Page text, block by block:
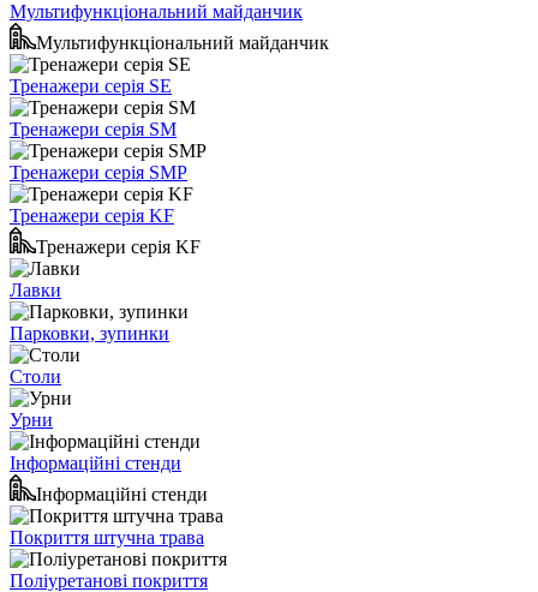
Мультифункціональний майданчик
Мультифункціональний майданчик
Тренажери серія SE
Тренажери серія SM
Тренажери серія SMP
Тренажери серія KF
Тренажери серія KF
Лавки
Парковки, зупинки
Столи
Урни
Інформаційні стенди
Інформаційні стенди
Покриття штучна трава
Поліуретанові покриття